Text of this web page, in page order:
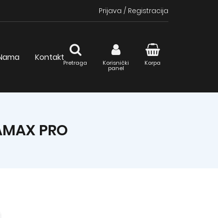
Prijava / Registracija
Kontakt
Pretraga Korisnički
panel
Korpa
PRO